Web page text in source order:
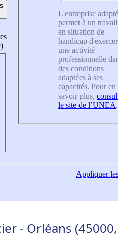
L'entreprise
permet à un
en situation de
handicap d'exercer
une activité
professionnelle
des conditions
adaptées à ses
capacités. Pour en
savoir plus,
le site de l’UNEA.
Appliquer
- Orléans